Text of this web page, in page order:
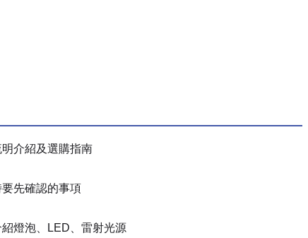
介紹及選購指南
先確認的事項
燈泡、LED、雷射光源